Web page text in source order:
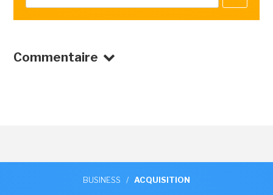
Commentaire
BUSINESS / ACQUISITION